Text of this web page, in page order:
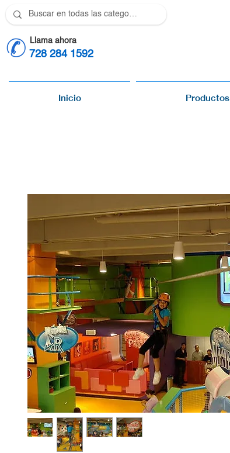
Llama ahora
728 284 1592
Inicio Productos